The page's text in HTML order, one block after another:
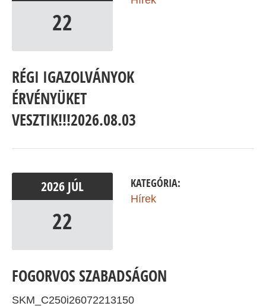
22
RÉGI IGAZOLVÁNYOK
ÉRVÉNYÜKET
VESZTIK!!!2026.08.03
2026 JÚL
22
KATEGÓRIA:
Hírek
FOGORVOS SZABADSÁGON
SKM_C250i26072213150